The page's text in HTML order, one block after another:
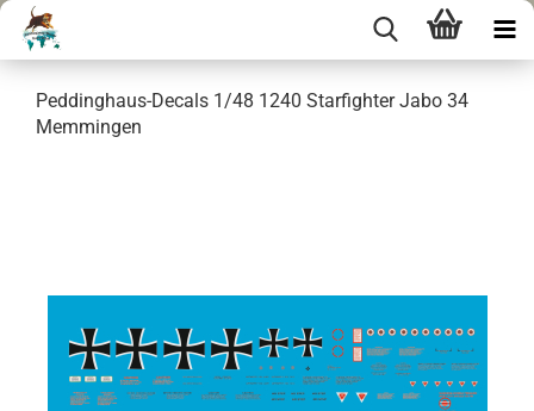
Peddinghaus-Decals 1/48 1240 Starfighter Jabo 34
Memmingen